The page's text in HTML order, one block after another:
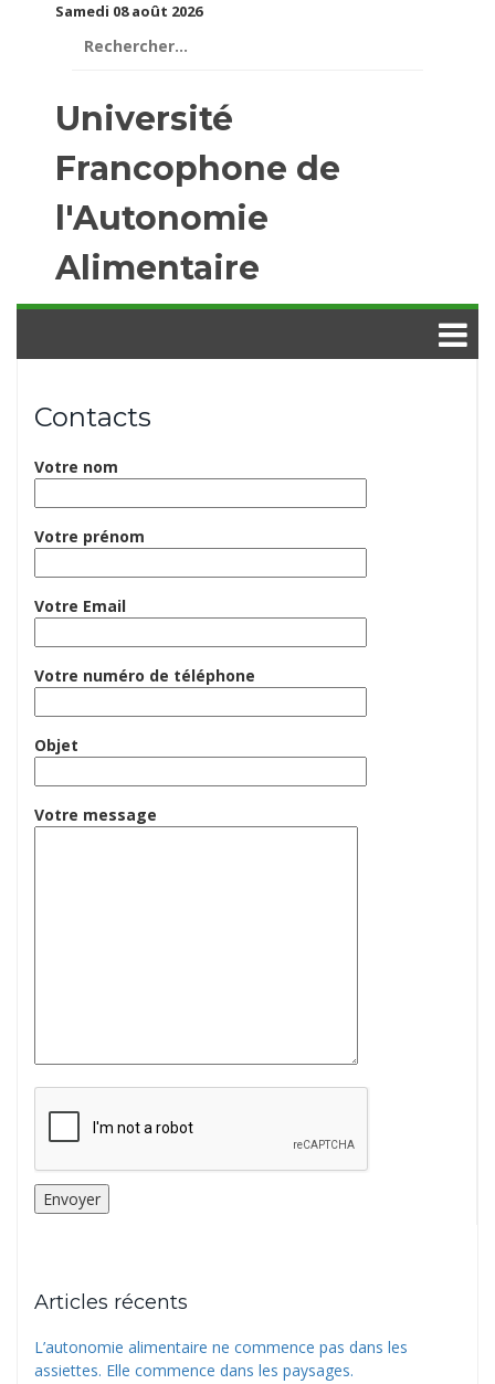
Samedi 08 août 2026
Université
Francophone de
l'Autonomie
Alimentaire
Contacts
Votre nom
Votre prénom
Votre Email
Votre numéro de téléphone
Objet
Votre message
Articles récents
L’autonomie alimentaire ne commence pas dans les
assiettes. Elle commence dans les paysages.